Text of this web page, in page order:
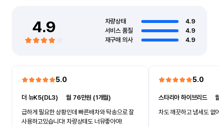
4.9 차량상태
4.9
서비스 품질
4.9
재구매 의사
4.9
5.0
더 뉴K5(DL3) ㅣ월 76만원 (1개월)
급하게 필요한 상황인데 빠른배차와 탁송으로 잘
사용하고있습니다! 차량상태도 너뮤좋아여!
5.0
스타리아 하이브리드 ㅣ
차도 깨끗하고 냄세도 없